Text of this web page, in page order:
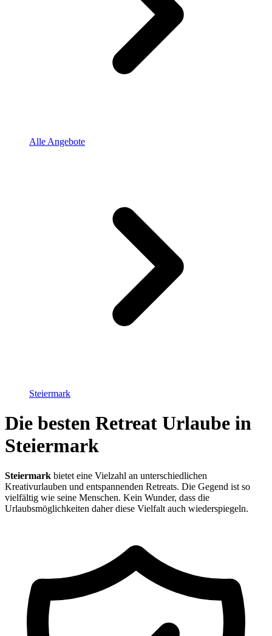
Alle Angebote
Steiermark
Die besten Retreat Urlaube in
Steiermark
Steiermark bietet eine Vielzahl an unterschiedlichen
Kreativurlauben und entspannenden Retreats. Die Gegend ist so
vielfältig wie seine Menschen. Kein Wunder, dass die
Urlaubsmöglichkeiten daher diese Vielfalt auch wiederspiegeln.